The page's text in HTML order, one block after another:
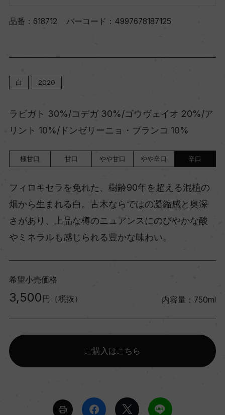
品番： 618712 バーコード： 4997678187125
白 2020
ラビガト 30%/コデガ 30%/ゴウヴェイオ 20%/ア
リント 10%/ドンゼリーニョ・ブランコ 10%
極甘口 甘口 やや甘口 やや辛口 辛口
フィロキセラを免れた、樹齢90年を超える混植の
畑から生まれる白。古木ならではの凝縮感と奥深
さがあり、上品な樽のニュアンスにのびやかな酸
やミネラルも感じられる豊かな味わい。
希望小売価格
3,500 円（税抜） 内容量：750ml
ご購入はこちら